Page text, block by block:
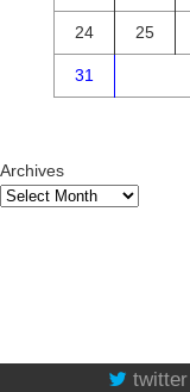
24 25
31
Archives
twitter